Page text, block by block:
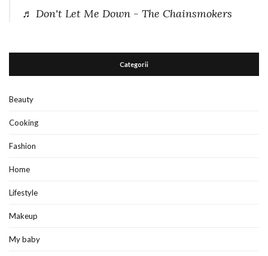
♬ Don't Let Me Down - The Chainsmokers
Categorii
Beauty
Cooking
Fashion
Home
Lifestyle
Makeup
My baby